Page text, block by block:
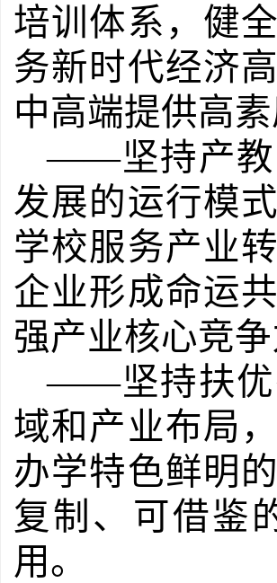
培训体系，健
务新时代经济
中高端提供高
——坚持产教
发展的运行模
学校服务产业
企业形成命运
强产业核心竞
——坚持扶优
域和产业布局
办学特色鲜明
复制、可借鉴
用。